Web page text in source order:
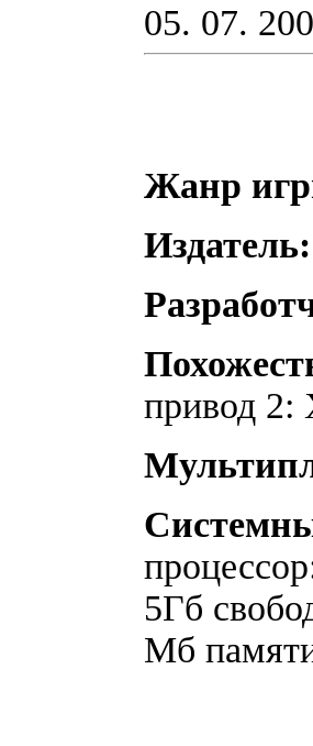
05. 07.
Жанр
Издатель:
привод 2:
5Гб
Мб